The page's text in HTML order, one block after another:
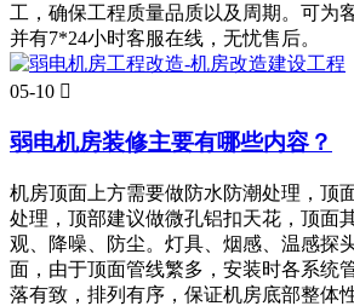
工，确保工程质量品质以及周期。可为
并有7*24小时客服在线，无忧售后。
05-10 
弱电机房装修主要有哪些内容？
机房顶面上方需要做防水防潮处理，顶
处理，顶部建议做微孔铝扣天花，顶面
观、降噪、防尘。灯具、烟感、温感探
面，由于顶面管线繁多，安装时各系统
落有致，排列有序，保证机房底部整体